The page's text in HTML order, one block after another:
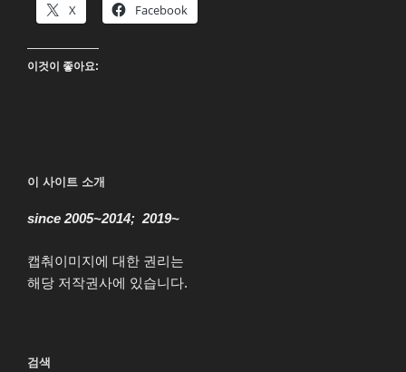
X Facebook
이것이 좋아요:
이 사이트 소개
since 2005~2014; 2019~
캡춰이미지에 대한 권리는
해당 저작권사에 있습니다.
검색